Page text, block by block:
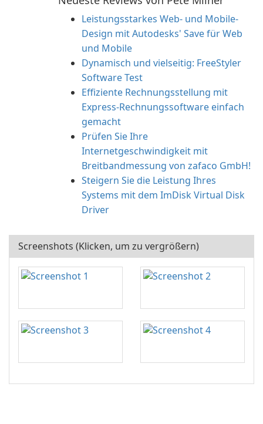
Leistungsstarkes Web- und Mobile-
Design mit Autodesks' Save für Web
und Mobile
Dynamisch und vielseitig: FreeStyler
Software Test
Effiziente Rechnungsstellung mit
Express-Rechnungssoftware einfach
gemacht
Prüfen Sie Ihre
Internetgeschwindigkeit mit
Breitbandmessung von zafaco GmbH!
Steigern Sie die Leistung Ihres
Systems mit dem ImDisk Virtual Disk
Driver
Screenshots (Klicken, um zu vergrößern)